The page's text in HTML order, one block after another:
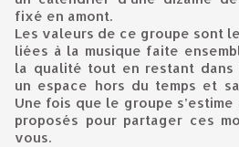
fixé en amont.
Les valeurs de ce groupe sont
liées à la musique faite
la qualité tout en restant dans
un espace hors du temps et
Une fois que le groupe
proposés pour partager ces
vous.